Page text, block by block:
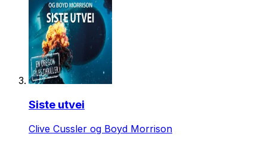
Siste utvei
Clive Cussler og Boyd Morrison